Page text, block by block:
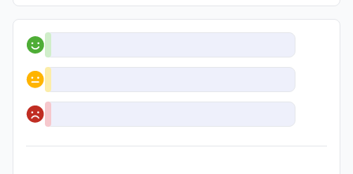
Positiv
Neutral
Negativ